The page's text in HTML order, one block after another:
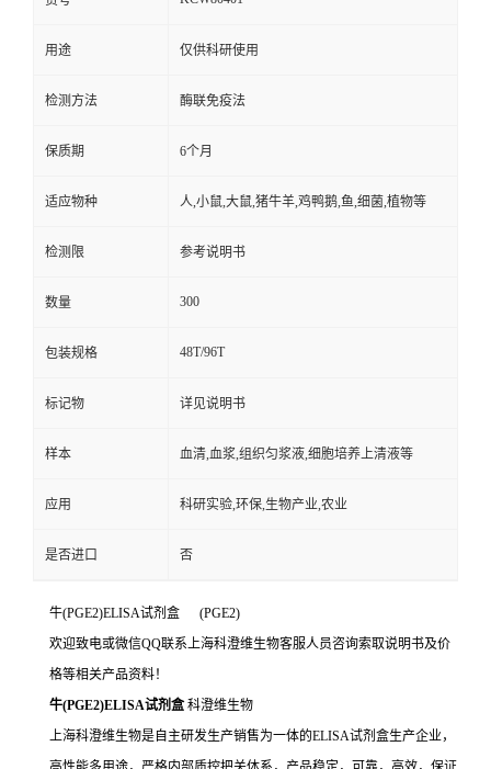
用途 仅供科研使用
检测方法 酶联免疫法
保质期 6个月
适应物种 人,小鼠,大鼠,猪牛羊,鸡鸭鹅,鱼,细菌,植物等
检测限 参考说明书
数量 300
包装规格 48T/96T
标记物 详见说明书
样本 血清,血浆,组织匀浆液,细胞培养上清液等
应用 科研实验,环保,生物产业,农业
是否进口 否
牛(PGE2)ELISA试剂盒 (PGE2)
欢迎致电或微信QQ联系上海科澄维生物客服人员咨询索取说明书及价
格等相关产品资料！
牛(PGE2)ELISA试剂盒 科澄维生物
上海科澄维生物是自主研发生产销售为一体的ELISA试剂盒生产企业，